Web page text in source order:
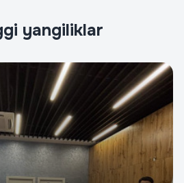
yangiliklar